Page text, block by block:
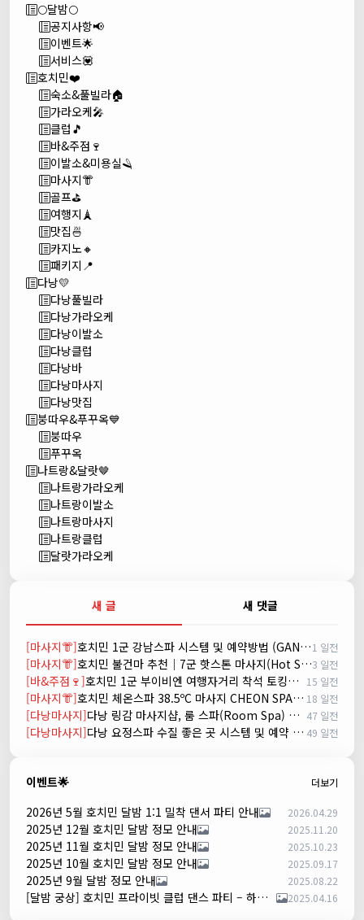
🌕달밤🌕
공지사항📢
이벤트🌟
서비스💟
호치민❤️
숙소&풀빌라🏠
가라오케🎤
클럽🎵
바&주점🍷
이발소&미용실🪒
마사지👘
골프⛳
여행지🗼
맛집🍜
카지노🔸
패키지📍
다낭💛
다낭풀빌라
다낭가라오케
다낭이발소
다낭클럽
다낭바
다낭마사지
다낭맛집
붕따우&푸꾸옥💙
붕따우
푸꾸옥
나트랑&달랏🤎
나트랑가라오케
나트랑이발소
나트랑마사지
나트랑클럽
달랏가라오케
새 글 새 댓글
[마사지👘] 호치민 1군 강남스파 시스템 및 예약방법 (GANGNAM SPA)1 일전
[마사지👘] 호치민 불건마 추천｜7군 핫스톤 마사지(Hot Stone massage)3 일전
[바&주점🍷] 호치민 1군 부이비엔 여행자거리 착석 토킹바 놀이터 (NORITER LOUNGE) 15 일전
[마사지👘] 호치민 체온스파 38.5ºC 마사지 CHEON SPA Massage 18 일전
[다낭마사지] 다낭 링감 마사지샵, 룸 스파(Room Spa) 예약 47 일전
[다낭마사지] 다낭 요정스파 수질 좋은 곳 시스템 및 예약 방법 49 일전
이벤트🌟 더보기
2026년 5월 호치민 달밤 1:1 밀착 댄서 파티 안내 2026.04.29
2025년 12월 호치민 달밤 정모 안내 2025.11.20
2025년 11월 호치민 달밤 정모 안내 2025.10.23
2025년 10월 호치민 달밤 정모 안내 2025.09.17
2025년 9월 달밤 정모 안내 2025.08.22
[달밤 궁상] 호치민 프라이빗 클럽 댄스 파티 – 하루 한 팀만! 2025.04.16